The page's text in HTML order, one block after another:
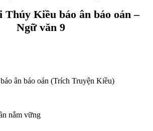
Thúy Kiều báo ân báo oán –
Ngữ văn 9
ân báo oán (Trích Truyện Kiều)
nắm vững